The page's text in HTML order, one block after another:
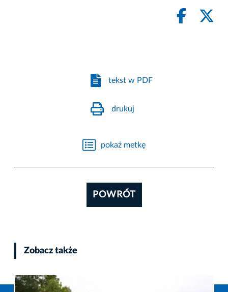
tekst w PDF
drukuj
pokaż metkę
POWRÓT
Zobacz także